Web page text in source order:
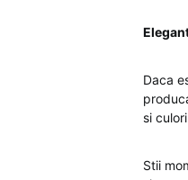
Daca
si
Stii